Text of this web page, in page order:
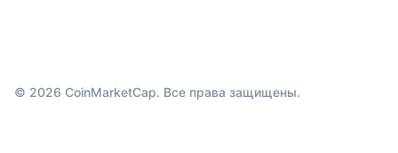
© 2026 CoinMarketCap. Все права защищены.